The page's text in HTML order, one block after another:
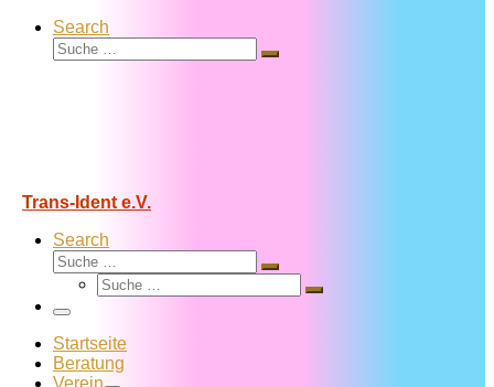
Search
Suche
Suche
Trans-Ident e.V.
Search
Suche
Suche
Suche
Suche
Menü
Startseite
Beratung
Verein